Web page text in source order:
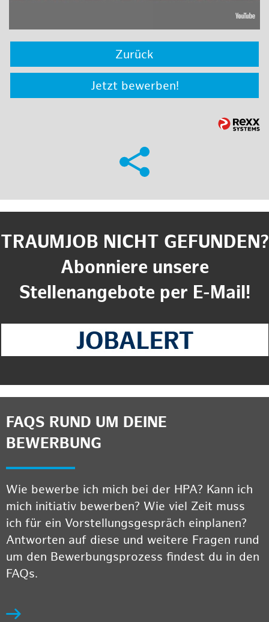
Zurück
Jetzt bewerben!
TRAUMJOB NICHT GEFUNDEN?
Abonniere unsere
Stellenangebote per E-Mail!
FAQS RUND UM DEINE
BEWERBUNG
Wie bewerbe ich mich bei der HPA? Kann ich
mich initiativ bewerben? Wie viel Zeit muss
ich für ein Vorstellungsgespräch einplanen?
Antworten auf diese und weitere Fragen rund
um den Bewerbungsprozess findest du in den
FAQs.